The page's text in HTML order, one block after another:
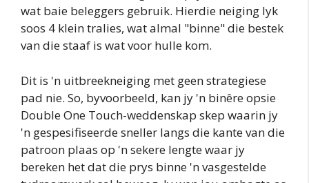
wat baie beleggers gebruik. Hierdie neiging lyk
soos 4 klein tralies, wat almal "binne" die bestek
van die staaf is wat voor hulle kom.
Dit is 'n uitbreekneiging met geen strategiese
pad nie. So, byvoorbeeld, kan jy 'n binêre opsie
Double One Touch-weddenskap skep waarin jy
'n gespesifiseerde sneller langs die kante van die
patroon plaas op 'n sekere lengte waar jy
bereken het dat die prys binne 'n vasgestelde